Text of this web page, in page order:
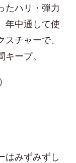
たハリ・弾力
年中通して使
チャーで、
ープ。
はみずみずし